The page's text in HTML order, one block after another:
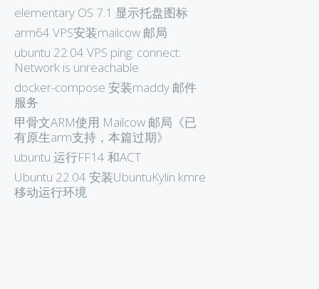
elementary OS 7.1 显示托盘图标
arm64 VPS安装mailcow 邮局
ubuntu 22.04 VPS ping: connect:
Network is unreachable
docker-compose 安装maddy 邮件
服务
甲骨文ARM使用 Mailcow 邮局《已
有原生arm支持，本篇过期》
ubuntu 运行FF14 和ACT
Ubuntu 22.04 安装UbuntuKylin kmre
移动运行环境